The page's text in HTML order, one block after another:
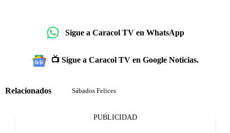
Sigue a Caracol TV en WhatsApp
📺 Sigue a Caracol TV en Google Noticias.
Relacionados Sábados Felices
PUBLICIDAD